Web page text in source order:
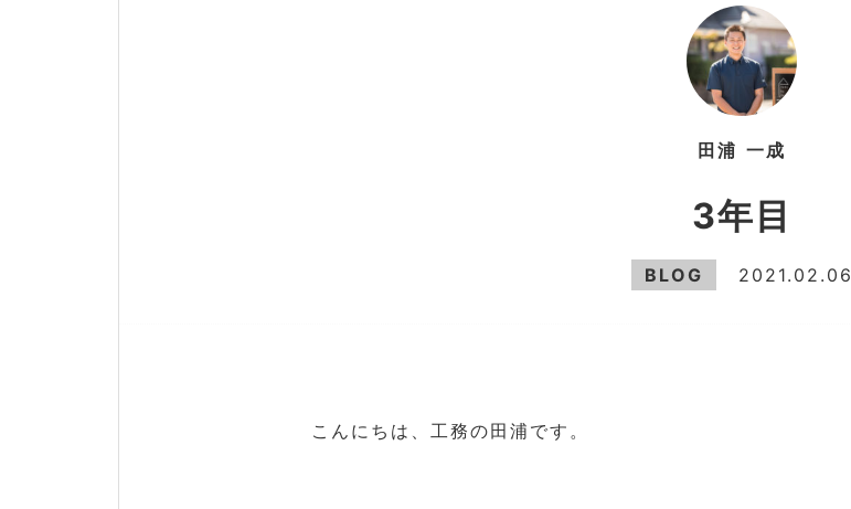
田浦 一成
3年目
BLOG 2021.02.06
こんにちは、工務の田浦です。